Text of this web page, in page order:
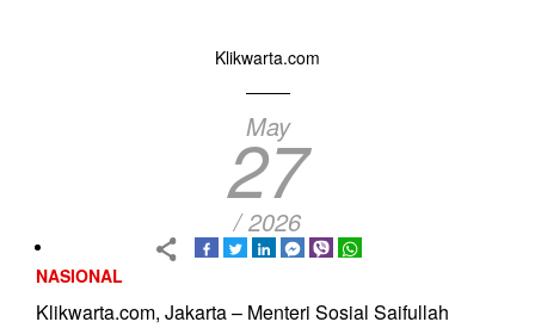
Klikwarta.com
May
27
/ 2026
NASIONAL
Klikwarta.com, Jakarta – Menteri Sosial Saifullah